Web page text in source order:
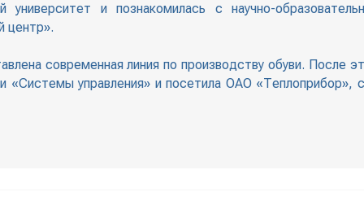
и познакомилась с научно-
центр».
современная линия по производству обуви. После
«Системы управления» и посетила ОАО «Теплоприбор»,